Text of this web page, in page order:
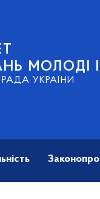
МОЛОДІ
УКРАЇНИ